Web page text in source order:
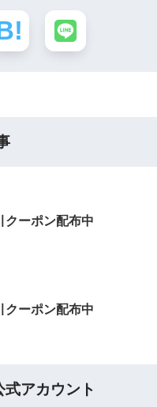
クーポン配布中
クーポン配布中
アカウント